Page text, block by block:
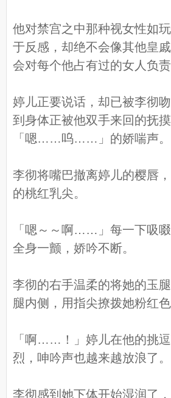
他对禁宫之中那种视女性如
于反感，却绝不会像其他皇
会对每个他占有过的女人负责
婷儿正要说话，却已被李彻
到身体正被他双手来回的抚
「嗯……呜……」的娇喘声。
李彻将嘴巴撤离婷儿的樱唇
的桃红乳尖。
「嗯～～啊……」每一下吸
全身一颤，娇吟不断。
李彻的右手温柔的将她的玉
腿内侧，用指尖撩拨她粉红色
「啊……！」婷儿在他的挑
烈，呻吟声也越来越放浪了。
李彻感到她下体开始湿润了